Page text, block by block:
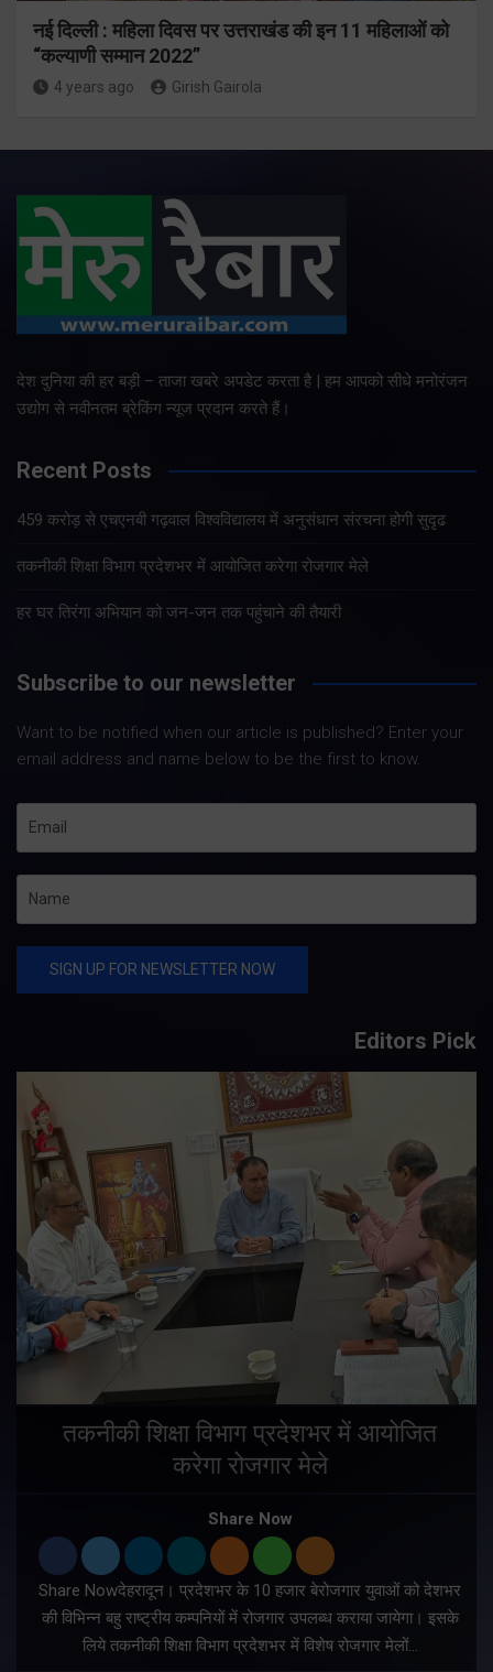
नई दिल्ली : महिला दिवस पर उत्तराखंड की इन 11 महिलाओं को
“कल्याणी सम्मान 2022”
4 years ago Girish Gairola
देश दुनिया की हर बड़ी – ताजा खबरे अपडेट करता है | हम आपको सीधे मनोरंजन
उद्योग से नवीनतम ब्रेकिंग न्यूज प्रदान करते हैं।
Recent Posts
459 करोड़ से एचएनबी गढ़वाल विश्वविद्यालय में अनुसंधान संरचना होगी सुदृढ
तकनीकी शिक्षा विभाग प्रदेशभर में आयोजित करेगा रोजगार मेले
हर घर तिरंगा अभियान को जन-जन तक पहुंचाने की तैयारी
Subscribe to our newsletter
Want to be notified when our article is published? Enter your
email address and name below to be the first to know.
Editors Pick
तकनीकी शिक्षा विभाग प्रदेशभर में आयोजित
करेगा रोजगार मेले
Share Now
Share Nowदेहरादून। प्रदेशभर के 10 हजार बेरोजगार युवाओं को देशभर
की विभिन्न बहु राष्ट्रीय कम्पनियों में रोजगार उपलब्ध कराया जायेगा। इसके
लिये तकनीकी शिक्षा विभाग प्रदेशभर में विशेष रोजगार मेलों…